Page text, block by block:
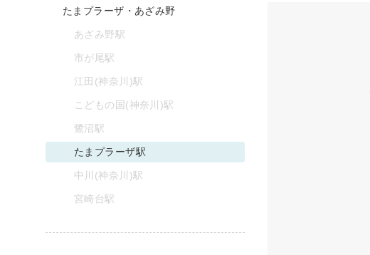
たまプラーザ・あざみ野
あざみ野駅
市が尾駅
江田(神奈川)駅
こどもの国(神奈川)駅
鷺沼駅
たまプラーザ駅
中川(神奈川)駅
宮崎台駅